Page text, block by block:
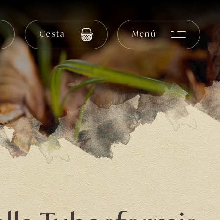
Cesta Menú